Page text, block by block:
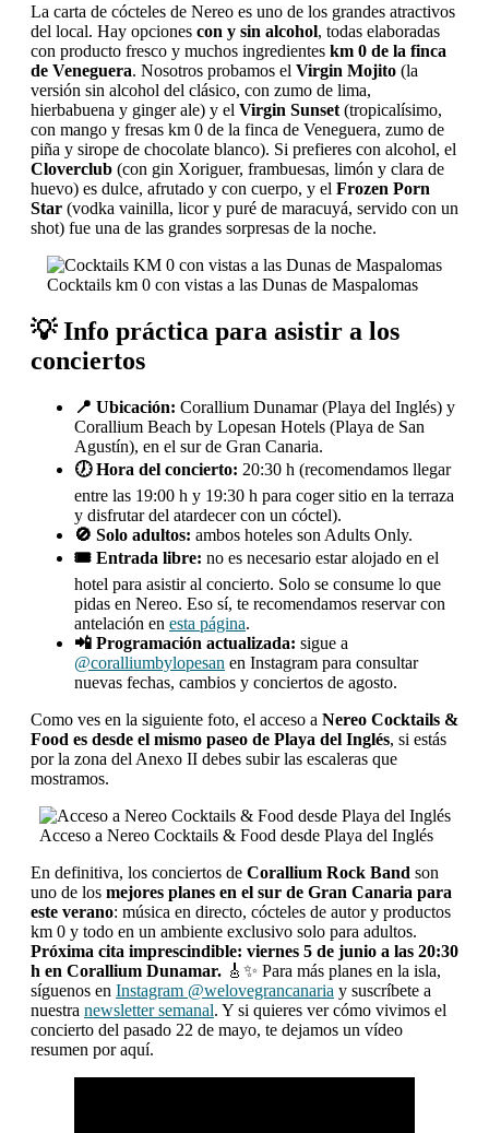
La carta de cócteles de Nereo es uno de los grandes atractivos
del local. Hay opciones con y sin alcohol, todas elaboradas
con producto fresco y muchos ingredientes km 0 de la finca
de Veneguera. Nosotros probamos el Virgin Mojito (la
versión sin alcohol del clásico, con zumo de lima,
hierbabuena y ginger ale) y el Virgin Sunset (tropicalísimo,
con mango y fresas km 0 de la finca de Veneguera, zumo de
piña y sirope de chocolate blanco). Si prefieres con alcohol, el
Cloverclub (con gin Xoriguer, frambuesas, limón y clara de
huevo) es dulce, afrutado y con cuerpo, y el Frozen Porn
Star (vodka vainilla, licor y puré de maracuyá, servido con un
shot) fue una de las grandes sorpresas de la noche.
Cocktails km 0 con vistas a las Dunas de Maspalomas
💡 Info práctica para asistir a los
conciertos
📍 Ubicación: Corallium Dunamar (Playa del Inglés) y
Corallium Beach by Lopesan Hotels (Playa de San
Agustín), en el sur de Gran Canaria.
🕖 Hora del concierto: 20:30 h (recomendamos llegar
entre las 19:00 h y 19:30 h para coger sitio en la terraza
y disfrutar del atardecer con un cóctel).
🚫 Solo adultos: ambos hoteles son Adults Only.
🎟️ Entrada libre: no es necesario estar alojado en el
hotel para asistir al concierto. Solo se consume lo que
pidas en Nereo. Eso sí, te recomendamos reservar con
antelación en esta página.
📲 Programación actualizada: sigue a
@coralliumbylopesan en Instagram para consultar
nuevas fechas, cambios y conciertos de agosto.
Como ves en la siguiente foto, el acceso a Nereo Cocktails &
Food es desde el mismo paseo de Playa del Inglés, si estás
por la zona del Anexo II debes subir las escaleras que
mostramos.
Acceso a Nereo Cocktails & Food desde Playa del Inglés
En definitiva, los conciertos de Corallium Rock Band son
uno de los mejores planes en el sur de Gran Canaria para
este verano: música en directo, cócteles de autor y productos
km 0 y todo en un ambiente exclusivo solo para adultos.
Próxima cita imprescindible: viernes 5 de junio a las 20:30
h en Corallium Dunamar. 🎸✨ Para más planes en la isla,
síguenos en Instagram @welovegrancanaria y suscríbete a
nuestra newsletter semanal. Y si quieres ver cómo vivimos el
concierto del pasado 22 de mayo, te dejamos un vídeo
resumen por aquí.